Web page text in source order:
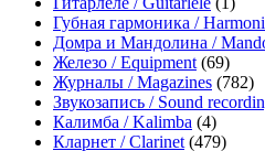
Губная гармоника /
Домра и Мандолина /
Железо / Equipment (69)
Журналы / Magazines (782)
Звукозапись / Sound
Калимба / Kalimba (4)
Кларнет / Clarinet (479)